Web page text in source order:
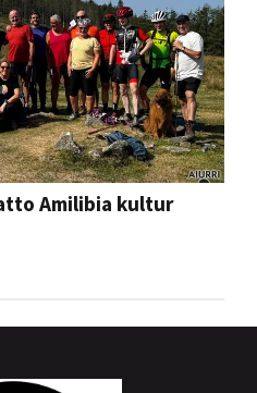
Amilibia kultur